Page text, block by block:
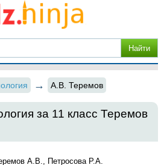
А.В. Теремов
за 11 класс Теремов
А.В., Петросова Р.А.